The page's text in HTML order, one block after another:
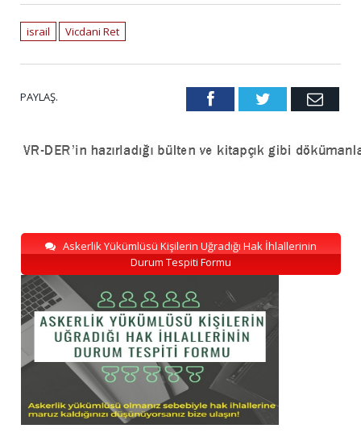
israil Vicdani Ret
PAYLAŞ. FacebookTwitter Email
Askerlik Yükümlüsü Kişilerin Uğradığı Hak İhlallerinin
Durum Tespiti Formu